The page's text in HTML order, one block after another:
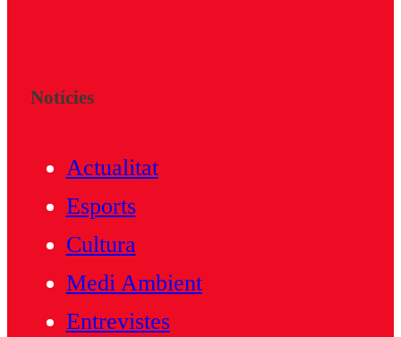
Notícies
Actualitat
Esports
Cultura
Medi Ambient
Entrevistes